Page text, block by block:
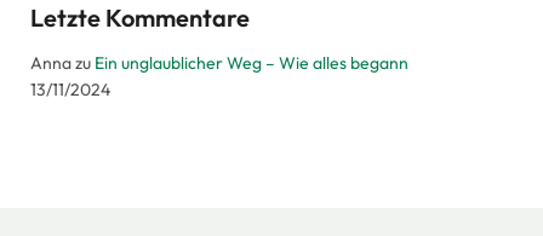
Letzte Kommentare
Annazu Ein unglaublicher Weg – Wie alles begann
13/11/2024